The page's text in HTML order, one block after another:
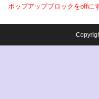
ポップアップブロックをoffに